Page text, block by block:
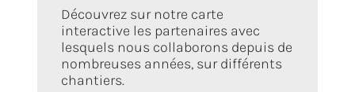
Découvrez sur notre carte
interactive les partenaires avec
lesquels nous collaborons depuis de
nombreuses années, sur différents
chantiers.